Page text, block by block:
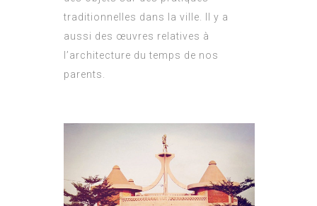
traditionnelles dans la ville. Il y a
aussi des œuvres relatives à
l’architecture du temps de nos
parents.